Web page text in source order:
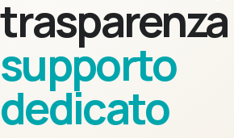
supporto
dedicato